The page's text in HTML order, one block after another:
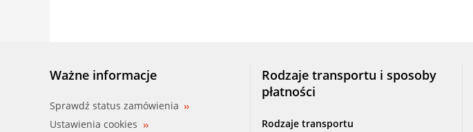
Ważne informacje
Sprawdź status zamówienia
Ustawienia cookies
Rodzaje transportu i sposoby
płatności
Rodzaje transportu